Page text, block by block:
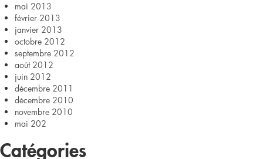
mai 2013
février 2013
janvier 2013
octobre 2012
septembre 2012
août 2012
juin 2012
décembre 2011
décembre 2010
novembre 2010
mai 202
Catégories